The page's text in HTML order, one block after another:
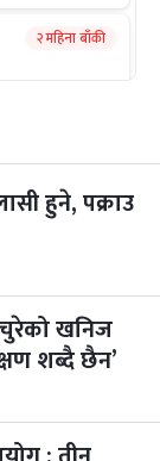
२ महिना बाँकी
२ महिना बाँकी
२ महिना बाँकी
३ महिना बाँकी
हुने, पक्राउ
चुरेको खनिज
शब्दै छैन’